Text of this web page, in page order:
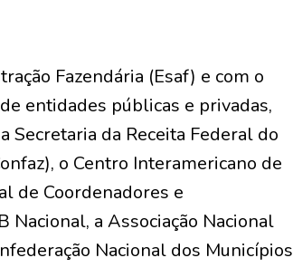
Fazendária (Esaf) e com o
entidades públicas e privadas,
Secretaria da Receita Federal do
o Centro Interamericano de
de Coordenadores e
a Associação Nacional
Nacional dos Municípios